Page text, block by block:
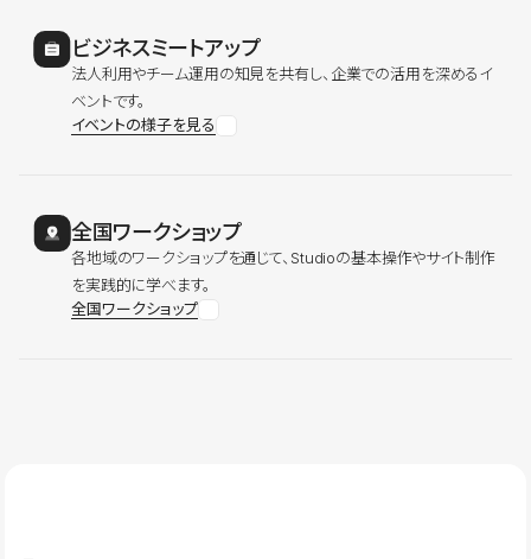
ビジネスミートアップ
法人利用やチーム運用の知見を共有し、企業での活用を深めるイ
ベントです。
イベントの様子を見る
全国ワークショップ
各地域のワークショップを通じて、Studioの基本操作やサイト制作
を実践的に学べます。
全国ワークショップ